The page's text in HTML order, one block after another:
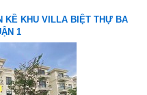
KỀ KHU VILLA BIỆT THỰ BA
1